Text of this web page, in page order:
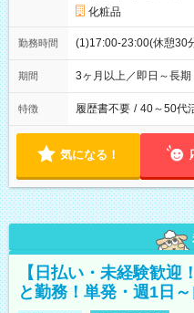
化粧品
勤務時間 (1)17:00-23:00(休憩30
期間 3ヶ月以上／即日～長期
特徴 履歴書不要 / 40～50代
気になる！
【日払い・未経験歓迎
と勤務！単発・週1日